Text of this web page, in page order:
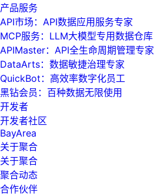
产品服务
API市场：API数据应用服务专家
MCP服务：LLM大模型专用数据仓库
APIMaster：API全生命周期管理专家
DataArts：数据敏捷治理专家
QuickBot：高效率数字化员工
黑钻会员：百种数据无限使用
开发者
开发者社区
BayArea
关于聚合
关于聚合
聚合动态
合作伙伴